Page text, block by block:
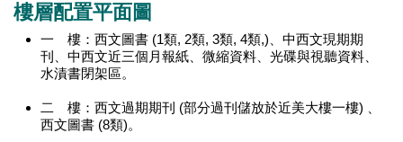
樓層配置平面圖
一 樓：西文圖書 (1類, 2類, 3類, 4類,)、中西文現期期
刊、中西文近三個月報紙、微縮資料、光碟與視聽資料、
水漬書閉架區。
二 樓：西文過期期刊 (部分過刊儲放於近美大樓一樓) 、
西文圖書 (8類)。